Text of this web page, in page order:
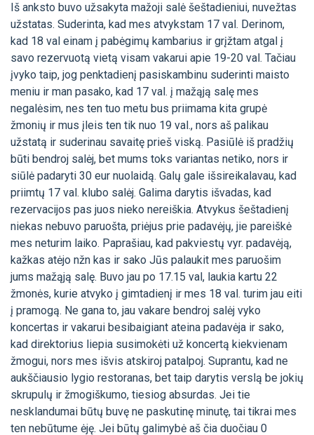
Iš anksto buvo užsakyta mažoji salė šeštadieniui, nuvežtas
užstatas. Suderinta, kad mes atvykstam 17 val. Derinom,
kad 18 val einam į pabėgimų kambarius ir grįžtam atgal į
savo rezervuotą vietą visam vakarui apie 19-20 val. Tačiau
įvyko taip, jog penktadienį pasiskambinu suderinti maisto
meniu ir man pasako, kad 17 val. į mažąją salę mes
negalėsim, nes ten tuo metu bus priimama kita grupė
žmonių ir mus įleis ten tik nuo 19 val., nors aš palikau
užstatą ir suderinau savaitę prieš viską. Pasiūlė iš pradžių
būti bendroj salėj, bet mums toks variantas netiko, nors ir
siūlė padaryti 30 eur nuolaidą. Galų gale išsireikalavau, kad
priimtų 17 val. klubo salėj. Galima darytis išvadas, kad
rezervacijos pas juos nieko nereiškia. Atvykus šeštadienį
niekas nebuvo paruošta, priėjus prie padavėjų, jie pareiškė
mes neturim laiko. Paprašiau, kad pakviestų vyr. padavėją,
kažkas atėjo nžn kas ir sako Jūs palaukit mes paruošim
jums mažąją salę. Buvo jau po 17.15 val, laukia kartu 22
žmonės, kurie atvyko į gimtadienį ir mes 18 val. turim jau eiti
į pramogą. Ne gana to, jau vakare bendroj salėj vyko
koncertas ir vakarui besibaigiant ateina padavėja ir sako,
kad direktorius liepia susimokėti už koncertą kiekvienam
žmogui, nors mes išvis atskiroj patalpoj. Suprantu, kad ne
aukščiausio lygio restoranas, bet taip darytis verslą be jokių
skrupulų ir žmogiškumo, tiesiog absurdas. Jei tie
nesklandumai būtų buvę ne paskutinę minutę, tai tikrai mes
ten nebūtume ėję. Jei būtų galimybė aš čia duočiau 0